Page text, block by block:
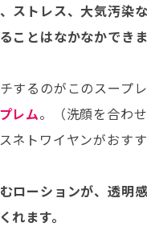
ストレス、大気汚染
ことはなかなかできま
するのがこのスープ
レム。（洗顔を合わ
ネトワイヤンがおすす
ローションが、透明
れます。